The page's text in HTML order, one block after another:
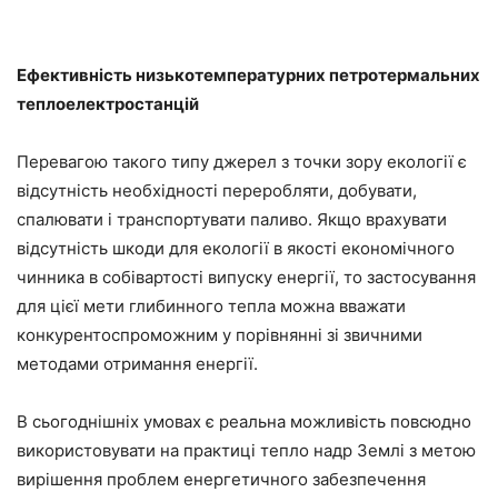
Ефективність низькотемпературних петротермальних
теплоелектростанцій
Перевагою такого типу джерел з точки зору екології є
відсутність необхідності переробляти, добувати,
спалювати і транспортувати паливо. Якщо врахувати
відсутність шкоди для екології в якості економічного
чинника в собівартості випуску енергії, то застосування
для цієї мети глибинного тепла можна вважати
конкурентоспроможним у порівнянні зі звичними
методами отримання енергії.
В сьогоднішніх умовах є реальна можливість повсюдно
використовувати на практиці тепло надр Землі з метою
вирішення проблем енергетичного забезпечення